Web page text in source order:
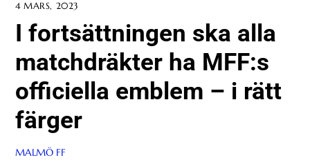
4 MARS, 2023
I fortsättningen ska alla
matchdräkter ha MFF:s
officiella emblem – i rätt
färger
MALMÖ FF